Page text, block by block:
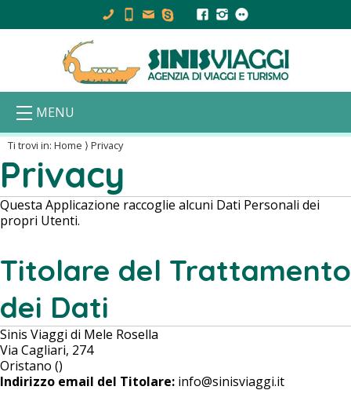
MENU
Ti trovi in: Home ⟩ Privacy
Privacy
Questa Applicazione raccoglie alcuni Dati Personali dei
propri Utenti.
Titolare del Trattamento
dei Dati
Sinis Viaggi di Mele Rosella
Via Cagliari, 274
Oristano ()
Indirizzo email del Titolare: info@sinisviaggi.it